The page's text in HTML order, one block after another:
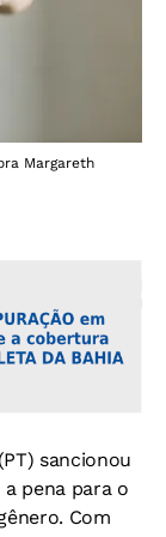
Margareth
sancionou
pena para o
Com